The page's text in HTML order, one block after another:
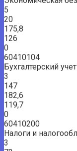
5
20
175,8
126
0
60410104
Бухгалтерский
3
147
182,6
119,7
0
60410200
Налоги и
3